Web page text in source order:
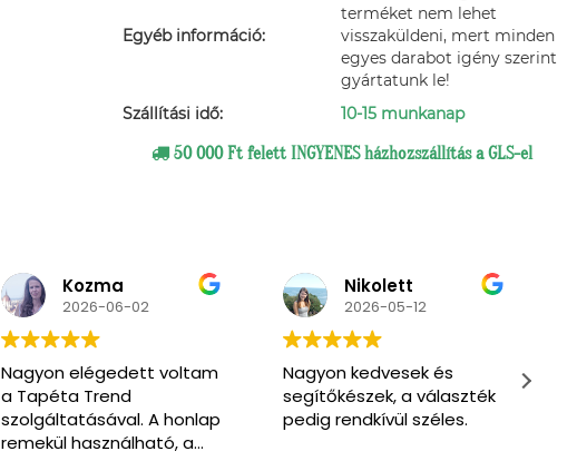
Egyéb információ:
terméket nem lehet
visszaküldeni, mert minden
egyes darabot igény szerint
gyártatunk le!
Szállítási idő:
10-15 munkanap
50 000 Ft felett INGYENES házhozszállítás a GLS-el
Nikolett
2026-05-12
Nagyon kedvesek és
segítőkészek, a választék
pedig rendkívül széles.
Primpa
2026-03-07
Very nice and friendly
service. Enthusiastic to
help us find what we